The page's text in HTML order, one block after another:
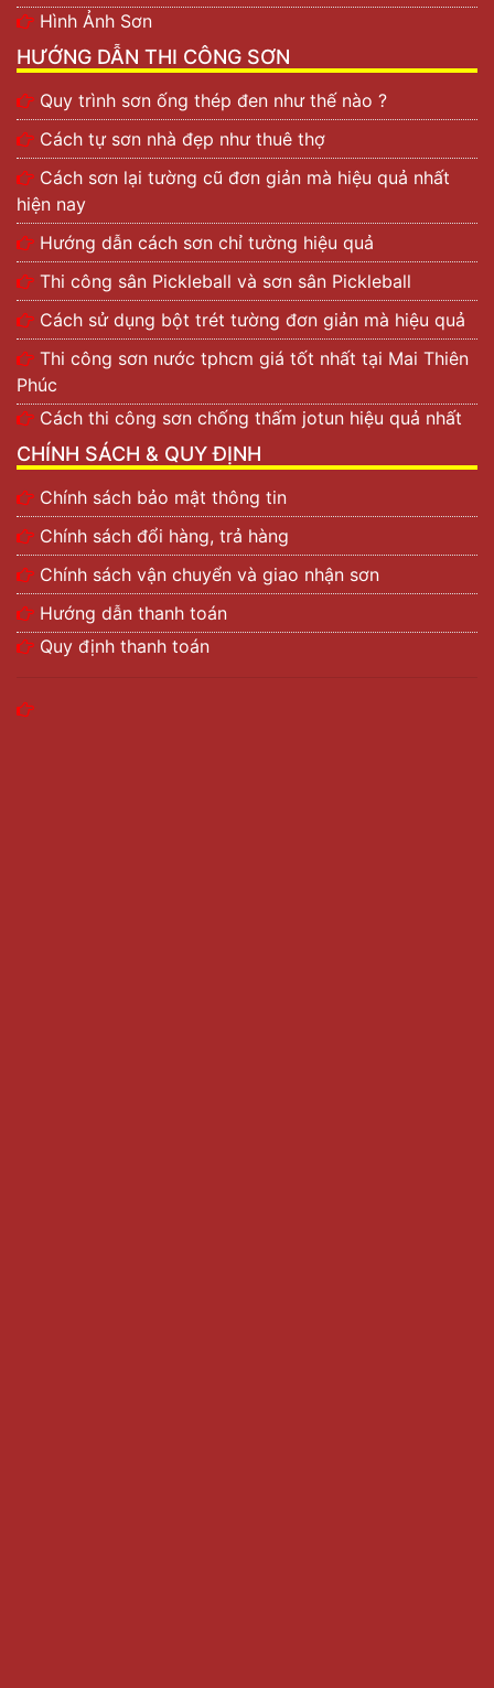
Hình Ảnh Sơn
HƯỚNG DẪN THI CÔNG SƠN
Quy trình sơn ống thép đen như thế nào ?
Cách tự sơn nhà đẹp như thuê thợ
Cách sơn lại tường cũ đơn giản mà hiệu quả nhất
hiện nay
Hướng dẫn cách sơn chỉ tường hiệu quả
Thi công sân Pickleball và sơn sân Pickleball
Cách sử dụng bột trét tường đơn giản mà hiệu quả
Thi công sơn nước tphcm giá tốt nhất tại Mai Thiên
Phúc
Cách thi công sơn chống thấm jotun hiệu quả nhất
CHÍNH SÁCH & QUY ĐỊNH
Chính sách bảo mật thông tin
Chính sách đổi hàng, trả hàng
Chính sách vận chuyển và giao nhận sơn
Hướng dẫn thanh toán
Quy định thanh toán